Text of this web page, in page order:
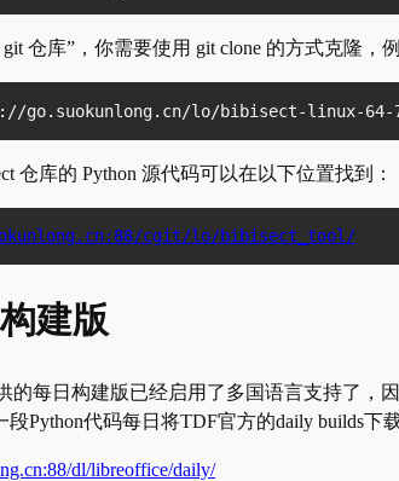
仓库”，你需要使用 git clone 的方式克隆，例
lo/bibisect-linux-64-
仓库的 Python 源代码可以在以下位置找到：
cgit/lo/bibisect_tool/
建版
的每日构建版已经启用了多国语言支持了
Python代码每日将TDF官方的daily builds下
dl/libreoffice/daily/